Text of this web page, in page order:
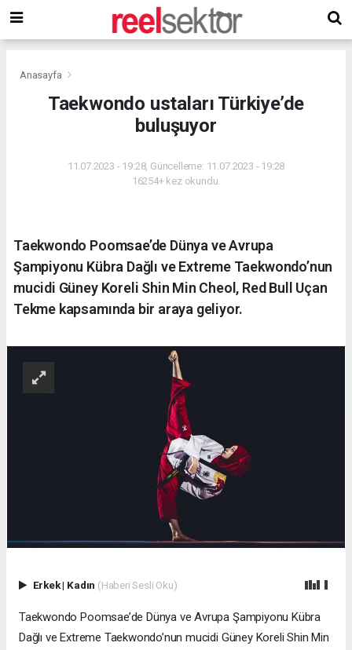
Anasayfa
Taekwondo ustaları Türkiye’de
buluşuyor
11.07.2023 - 19:28, Güncelleme: 11.07.2023 - 19:28
16254+ kez okundu.
Taekwondo Poomsae’de Dünya ve Avrupa
Şampiyonu Kübra Dağlı ve Extreme Taekwondo’nun
mucidi Güney Koreli Shin Min Cheol, Red Bull Uçan
Tekme kapsamında bir araya geliyor.
Erkek| Kadın (Haberi Sesli Oku)
Taekwondo Poomsae’de Dünya ve Avrupa Şampiyonu Kübra
Dağlı ve Extreme Taekwondo’nun mucidi Güney Koreli Shin Min